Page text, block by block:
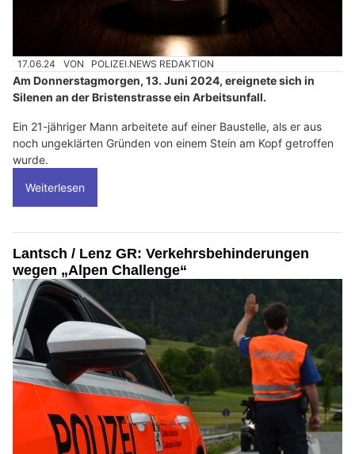
17.06.24 VON POLIZEI.NEWS REDAKTION
Am Donnerstagmorgen, 13. Juni 2024, ereignete sich in
Silenen an der Bristenstrasse ein Arbeitsunfall.
Ein 21-jähriger Mann arbeitete auf einer Baustelle, als er aus
noch ungeklärten Gründen von einem Stein am Kopf getroffen
wurde.
Weiterlesen
Lantsch / Lenz GR: Verkehrsbehinderungen
wegen „Alpen Challenge“